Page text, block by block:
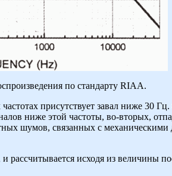
по стандарту RIAA.
присутствует завал ниже 30
ниже этой частоты, во-вторых,
шумов, связанных с
рассчитывается исходя из величины